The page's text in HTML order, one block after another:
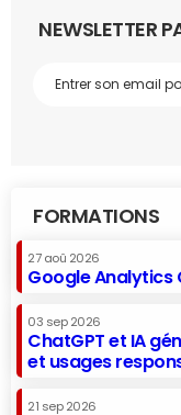
NEWSLETTER
FORMATIONS
27 aoû 2026
Google Analytics
03 sep 2026
ChatGPT et IA
et usages
21 sep 2026